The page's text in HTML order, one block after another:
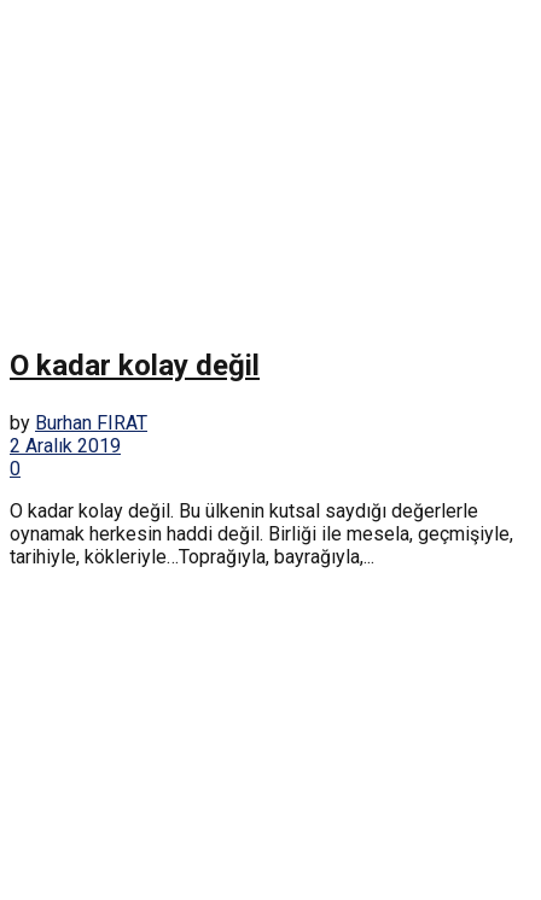
O kadar kolay değil
by Burhan FIRAT
2 Aralık 2019
0
O kadar kolay değil. Bu ülkenin kutsal saydığı değerlerle
oynamak herkesin haddi değil. Birliği ile mesela, geçmişiyle,
tarihiyle, kökleriyle…Toprağıyla, bayrağıyla,...